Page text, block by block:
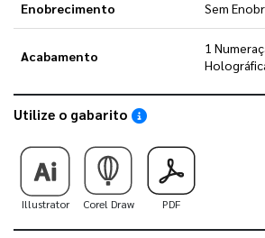
Enobrecimento Sem
Acabamento
1
Utilize o gabarito Saiba como utilizar os
Illustrator Corel Draw PDF